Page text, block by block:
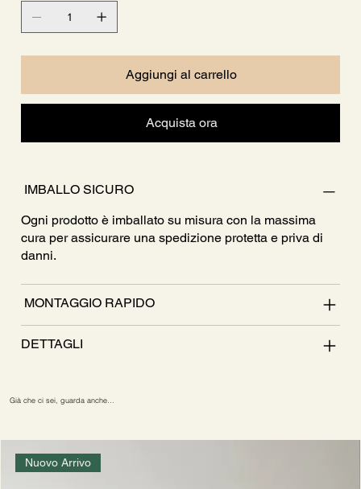
Aggiungi al carrello
Acquista ora
IMBALLO SICURO
Ogni prodotto è imballato su misura con la massima
cura per assicurare una spedizione protetta e priva di
danni.
MONTAGGIO RAPIDO
DETTAGLI
Già che ci sei, guarda anche…
Nuovo Arrivo